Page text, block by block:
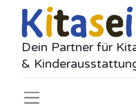
Dein Partner für
&